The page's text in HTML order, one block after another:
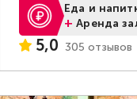
Еда и
+Аренда
5,0 305 отзывов